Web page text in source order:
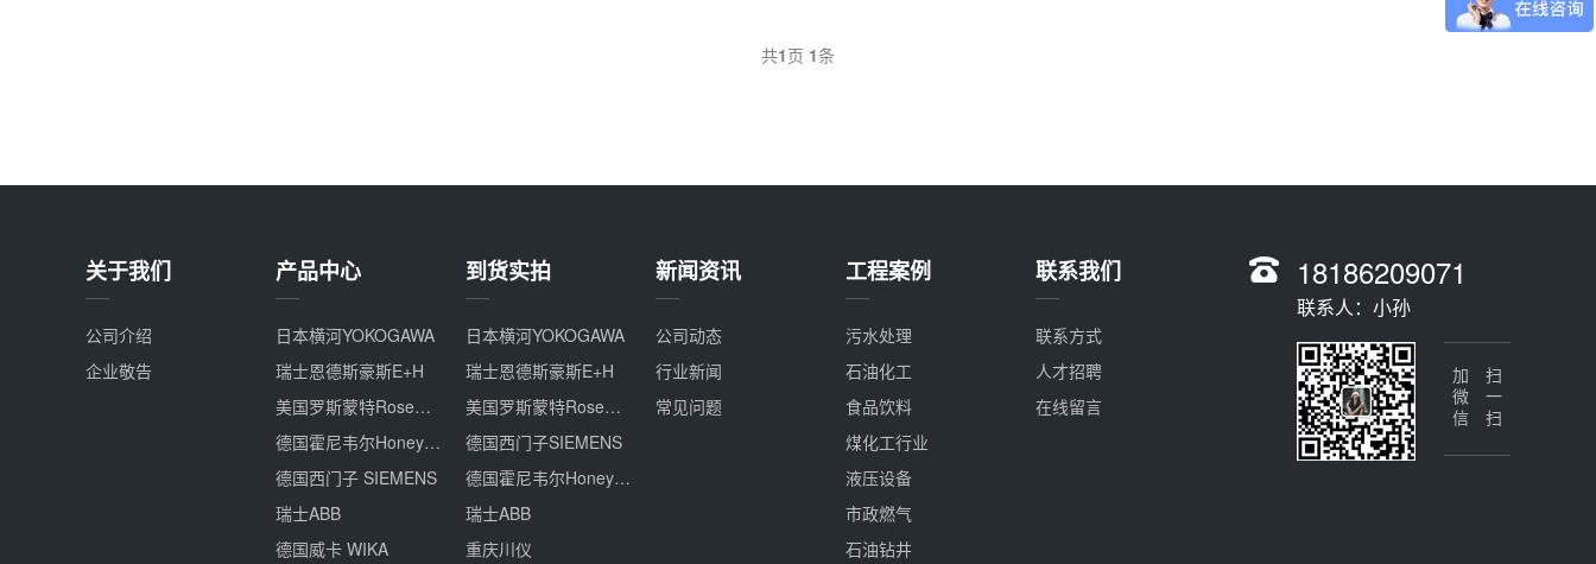
共1页 1条
关于我们
公司介绍
企业敬告
产品中心
日本横河YOKOGAWA
瑞士恩德斯豪斯E+H
美国罗斯蒙特Rosemount
德国霍尼韦尔Honeywell
德国西门子 SIEMENS
瑞士ABB
德国威卡 WIKA
到货实拍
日本横河YOKOGAWA
瑞士恩德斯豪斯E+H
美国罗斯蒙特Rosemount
德国西门子SIEMENS
德国霍尼韦尔Honeywell
瑞士ABB
重庆川仪
新闻资讯
公司动态
行业新闻
常见问题
工程案例
污水处理
石油化工
食品饮料
煤化工行业
液压设备
市政燃气
石油钻井
联系我们
联系方式
人才招聘
在线留言
18186209071
联系人：小孙
扫一扫
加微信